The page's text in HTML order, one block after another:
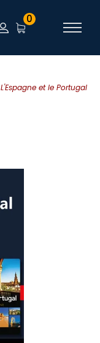
L'Espagne et le Portugal
0